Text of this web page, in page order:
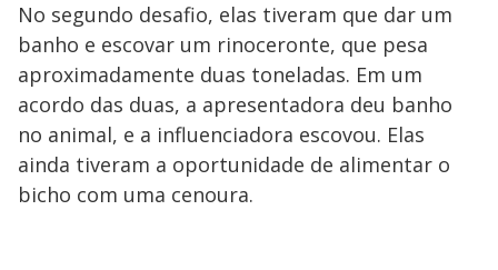
No segundo desafio, elas tiveram que dar um
banho e escovar um rinoceronte, que pesa
aproximadamente duas toneladas. Em um
acordo das duas, a apresentadora deu banho
no animal, e a influenciadora escovou. Elas
ainda tiveram a oportunidade de alimentar o
bicho com uma cenoura.